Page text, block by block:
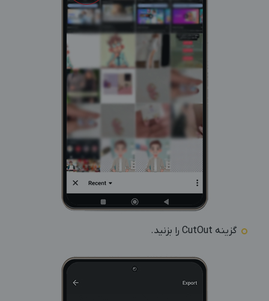
گزینه CutOut را بزنید.